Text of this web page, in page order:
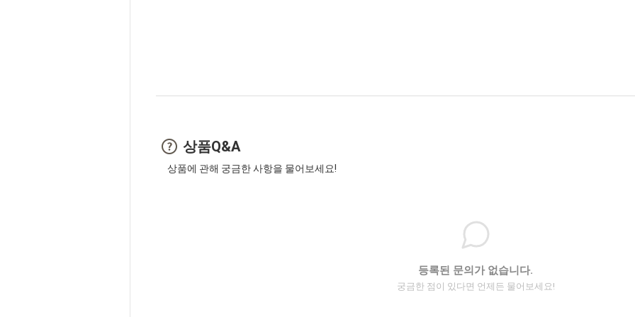
상품Q&A
상품에 관해 궁금한 사항을 물어보세요!
등록된 문의가 없습니다.
궁금한 점이 있다면 언제든 물어보세요!